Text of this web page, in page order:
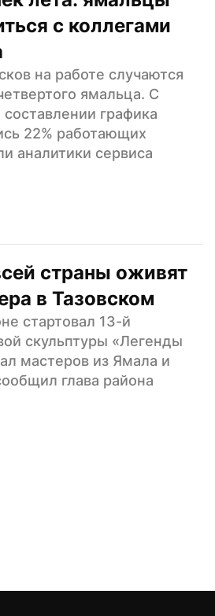
с коллегами
на работе случаются
ямальца. С
графика
22% работающих
аналитики сервиса
страны оживят
в Тазовском
стартовал 13-й
скульптуры «Легенды
мастеров из Ямала и
глава района